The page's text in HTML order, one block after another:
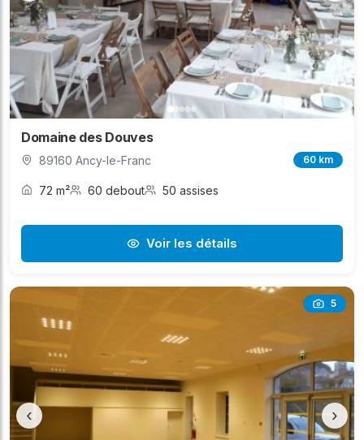
Domaine des Douves
89160 Ancy-le-Franc 60 km
72 m² 60 debout 50 assises
Voir les détails
5
‹ ›